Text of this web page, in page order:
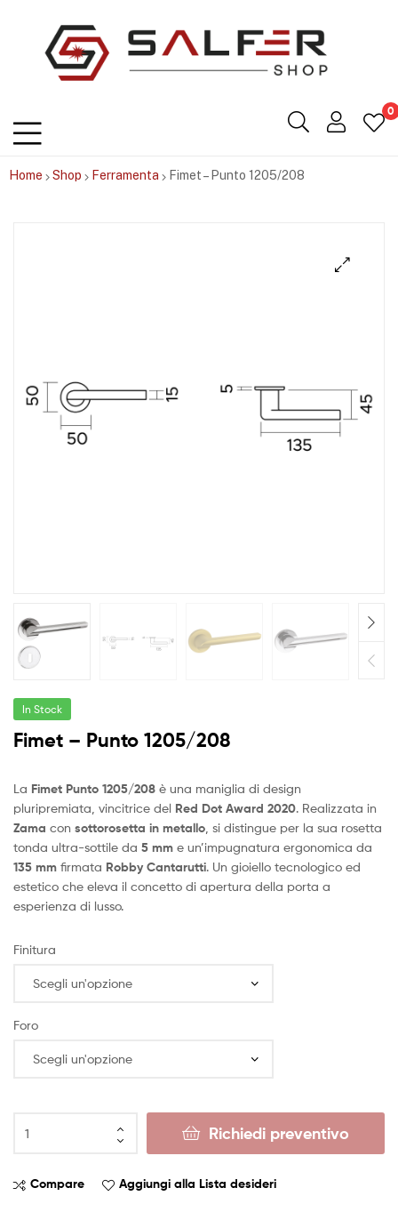
0
Home Shop Ferramenta Fimet – Punto 1205/208
In Stock
Fimet – Punto 1205/208
La Fimet Punto 1205/208 è una maniglia di design
pluripremiata, vincitrice del Red Dot Award 2020. Realizzata in
Zama con sottorosetta in metallo , si distingue per la sua rosetta
tonda ultra-sottile da 5 mm e un’impugnatura ergonomica da
135 mm firmata Robby Cantarutti. Un gioiello tecnologico ed
estetico che eleva il concetto di apertura della porta a
esperienza di lusso.
Finitura
Foro
Richiedi preventivo
Compare Aggiungi alla Lista desideri